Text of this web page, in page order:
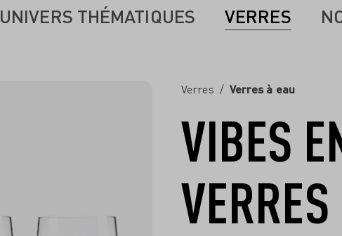
UNIVERS THÉMATIQUES VERRES
Verres / Verres à eau
VIBES